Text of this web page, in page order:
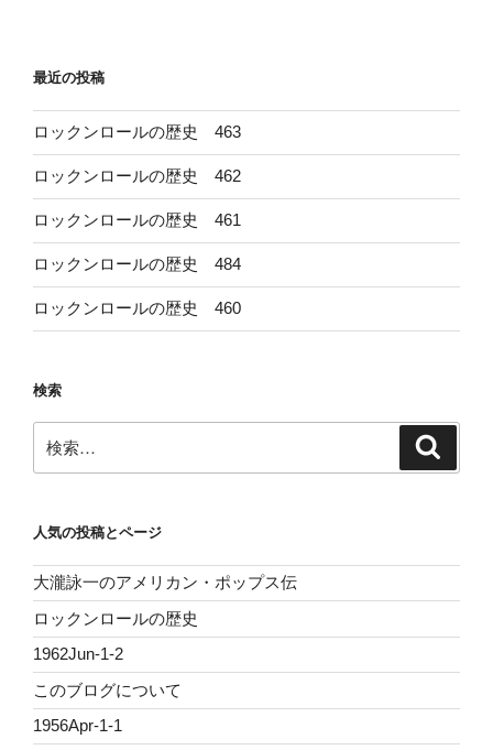
ン
最近の投稿
ロックンロールの歴史 463
ロックンロールの歴史 462
ロックンロールの歴史 461
ロックンロールの歴史 484
ロックンロールの歴史 460
検索
索:
人気の投稿とページ
大瀧詠一のアメリカン・ポップス伝
ロックンロールの歴史
1962Jun-1-2
このブログについて
1956Apr-1-1